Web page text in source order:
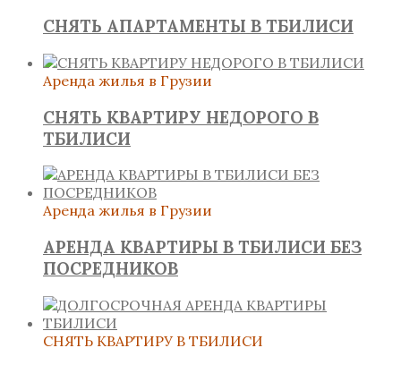
СНЯТЬ АПАРТАМЕНТЫ В ТБИЛИСИ
Аренда жилья в Грузии
СНЯТЬ КВАРТИРУ НЕДОРОГО В
ТБИЛИСИ
Аренда жилья в Грузии
АРЕНДА КВАРТИРЫ В ТБИЛИСИ БЕЗ
ПОСРЕДНИКОВ
СНЯТЬ КВАРТИРУ В ТБИЛИСИ